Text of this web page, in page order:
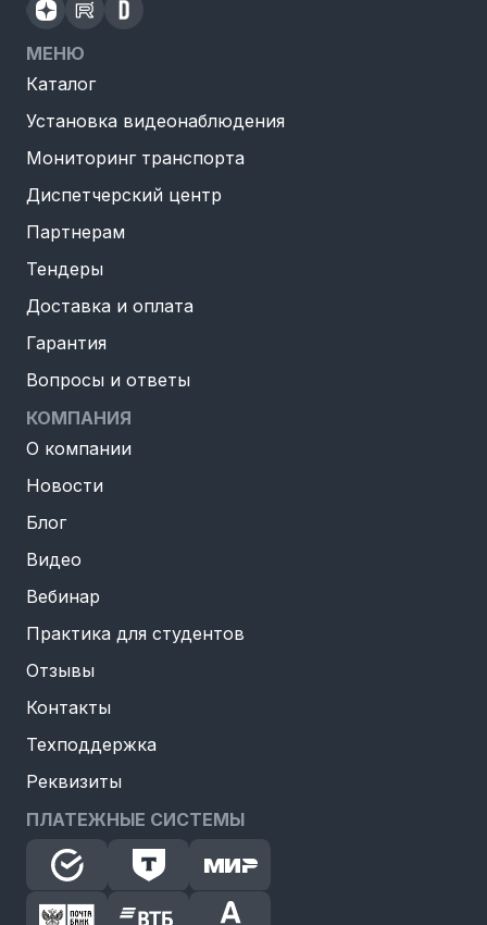
МЕНЮ
Каталог
Установка видеонаблюдения
Мониторинг транспорта
Диспетчерский центр
Партнерам
Тендеры
Доставка и оплата
Гарантия
Вопросы и ответы
КОМПАНИЯ
О компании
Новости
Блог
Видео
Вебинар
Практика для студентов
Отзывы
Контакты
Техподдержка
Реквизиты
ПЛАТЕЖНЫЕ СИСТЕМЫ